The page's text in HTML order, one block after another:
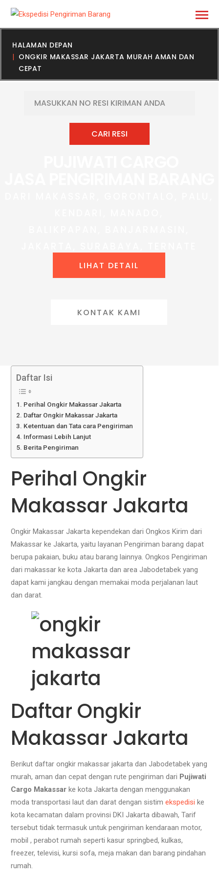
HALAMAN DEPAN
ONGKIR MAKASSAR JAKARTA MURAH AMAN DAN
CEPAT
LIHAT DETAIL
KONTAK KAMI
Daftar Isi
Perihal Ongkir Makassar Jakarta
Daftar Ongkir Makassar Jakarta
Ketentuan dan Tata cara Pengiriman
Informasi Lebih Lanjut
Berita Pengiriman
Perihal Ongkir
Makassar Jakarta
Ongkir Makassar Jakarta kependekan dari Ongkos Kirim dari
Makassar ke Jakarta, yaitu layanan Pengiriman barang dapat
berupa pakaian, buku atau barang lainnya. Ongkos Pengiriman
dari makassar ke kota Jakarta dan area Jabodetabek yang
dapat kami jangkau dengan memakai moda perjalanan laut
dan darat.
Daftar Ongkir
Makassar Jakarta
Berikut daftar ongkir makassar jakarta dan Jabodetabek yang
murah, aman dan cepat dengan rute pengiriman dari Pujiwati
Cargo Makassar ke kota Jakarta dengan menggunakan
moda transportasi laut dan darat dengan sistimekspedisi ke
kota kecamatan dalam provinsi DKI Jakarta dibawah, Tarif
tersebut tidak termasuk untuk pengiriman kendaraan motor,
mobil , perabot rumah seperti kasur springbed, kulkas,
freezer, televisi, kursi sofa, meja makan dan barang pindahan
rumah.